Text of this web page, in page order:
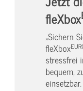
fleXbox
„Sichern
fleXbox
stressfrei
bequem,
einsetzbar.